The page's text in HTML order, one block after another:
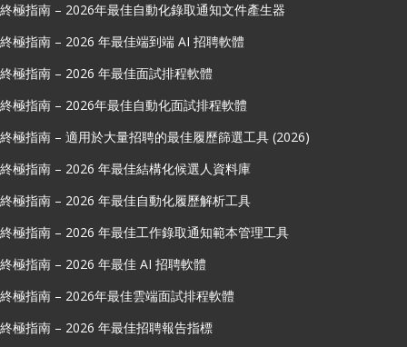
終極指南 – 2026年最佳自動化錄取通知文件產生器
終極指南 – 2026 年最佳端到端 AI 招聘軟體
終極指南 – 2026 年最佳面試排程軟體
終極指南 – 2026年最佳自動化面試排程軟體
終極指南 – 適用於大量招聘的最佳履歷篩選工具 (2026)
終極指南 – 2026 年最佳結構化候選人資料庫
終極指南 – 2026 年最佳自動化履歷解析工具
終極指南 – 2026 年最佳工作錄取通知範本管理工具
終極指南 – 2026 年最佳 AI 招聘軟體
終極指南 – 2026年最佳雲端面試排程軟體
終極指南 – 2026 年最佳招聘報告指標